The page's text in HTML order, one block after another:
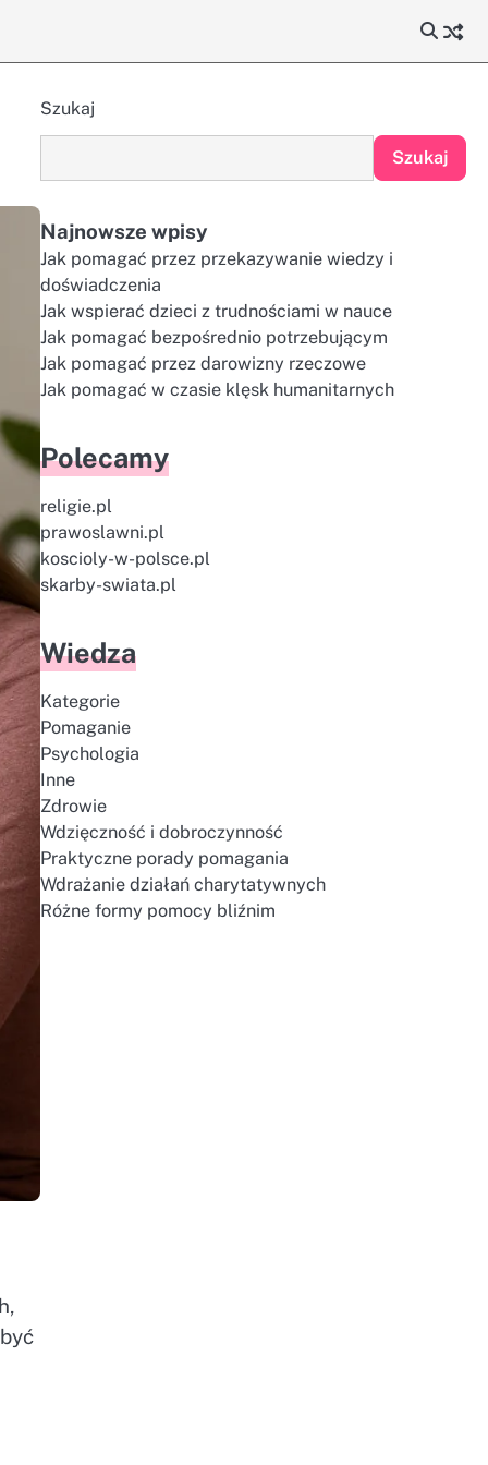
Szukaj
Szukaj
Najnowsze wpisy
Jak pomagać przez przekazywanie wiedzy i
doświadczenia
Jak wspierać dzieci z trudnościami w nauce
Jak pomagać bezpośrednio potrzebującym
Jak pomagać przez darowizny rzeczowe
Jak pomagać w czasie klęsk humanitarnych
Polecamy
religie.pl
prawoslawni.pl
koscioly-w-polsce.pl
skarby-swiata.pl
Wiedza
Kategorie
Pomaganie
Psychologia
Inne
Zdrowie
Wdzięczność i dobroczynność
Praktyczne porady pomagania
Wdrażanie działań charytatywnych
Różne formy pomocy bliźnim